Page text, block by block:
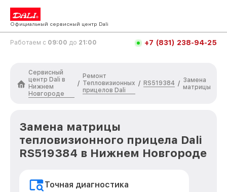
Официальный сервисный центр Dali
Работаем с 09:00 до 21:00 +7 (831) 238-94-25
Сервисный
центр Dali в
Нижнем
Новгороде
/
Ремонт
Тепловизионных
прицелов Dali
/ RS519384 / Замена
матрицы
Замена матрицы
тепловизионного прицела Dali
RS519384 в Нижнем Новгороде
Точная диагностика